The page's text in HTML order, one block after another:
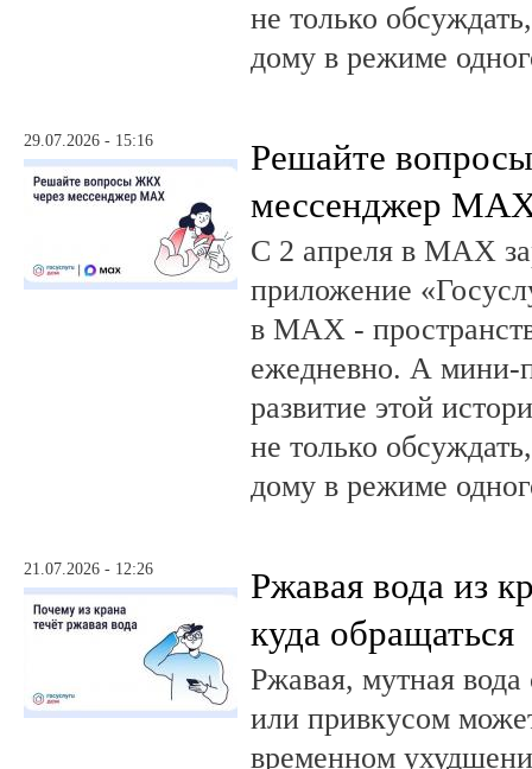
не только
дому в режиме
29.07.2026 - 15:16
Решайте
мессенджер
С 2 апреля в MAX
приложение
в MAX -
ежедневно. А мини-
развитие этой
не только
дому в режиме
21.07.2026 - 12:26
Ржавая вода из
куда обращаться
Ржавая, мутная
или привкусом
временном